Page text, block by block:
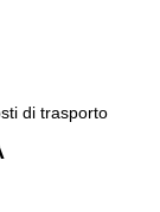
di trasporto